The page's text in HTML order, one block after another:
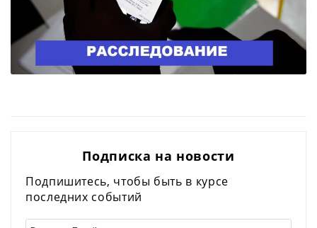
Подписка на новости
Подпишитесь, чтобы быть в курсе
последних событий